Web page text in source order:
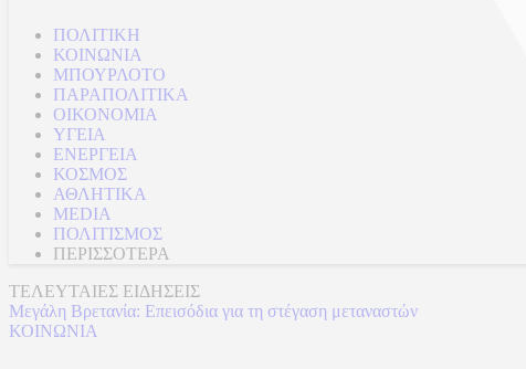
ΠΟΛΙΤΙΚΗ
ΚΟΙΝΩΝΙΑ
ΜΠΟΥΡΛΟΤΟ
ΠΑΡΑΠΟΛΙΤΙΚΑ
ΟΙΚΟΝΟΜΙΑ
ΥΓΕΙΑ
ΕΝΕΡΓΕΙΑ
ΚΟΣΜΟΣ
ΑΘΛΗΤΙΚΑ
MEDIA
ΠΟΛΙΤΙΣΜΟΣ
ΠΕΡΙΣΣΟΤΕΡΑ
ΤΕΛΕΥΤΑΙΕΣ ΕΙΔΗΣΕΙΣ
Μεγάλη Βρετανία: Επεισόδια για τη στέγαση μεταναστών
ΚΟΙΝΩΝΙΑ